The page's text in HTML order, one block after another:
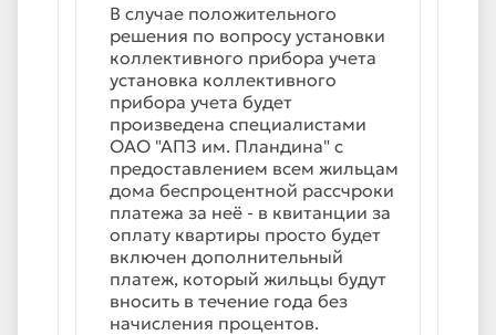
В случае положительного
решения по вопросу установки
коллективного прибора учета
установка коллективного
прибора учета будет
произведена специалистами
ОАО "АПЗ им. Пландина" с
предоставлением всем жильцам
дома беспроцентной рассчроки
платежа за неё - в квитанции за
оплату квартиры просто будет
включен дополнительный
платеж, который жильцы будут
вносить в течение года без
начисления процентов.